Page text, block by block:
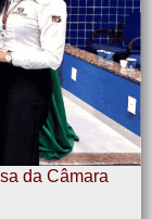
da Câmara